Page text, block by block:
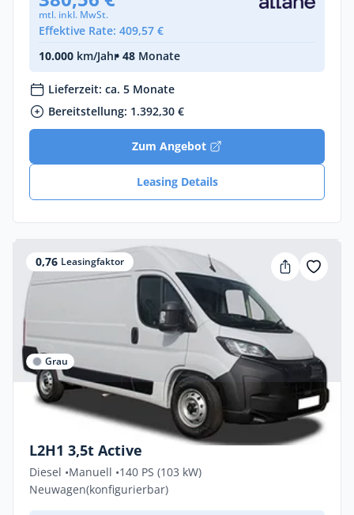
mtl. inkl. MwSt.
Effektive Rate: 409,57 €
10.000 km/Jahr• 48 Monate
Lieferzeit: ca. 5 Monate
Bereitstellung: 1.392,30 €
Zum Angebot
Leasing Details
0,76 Leasingfaktor
Grau
Privat & Gewerbe
Peugeot Boxer ACTIVE 2.2 Diesel 103kW
L2H1 3,5t Active
Diesel •Manuell •140 PS (103 kW)
Neuwagen(konfigurierbar)